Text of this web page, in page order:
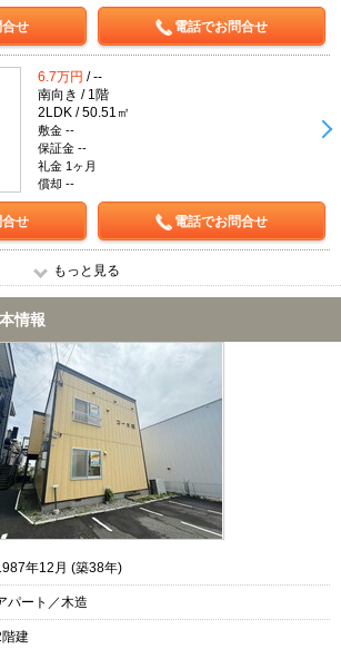
せ 電話でお問合せ
6.7万円 / --
南向き / 1階
2LDK / 50.51㎡
敷金 --
保証金 --
礼金 1ヶ月
償却 --
せ 電話でお問合せ
もっと見る
情報
年12月 (築38年)
パート／木造
階建